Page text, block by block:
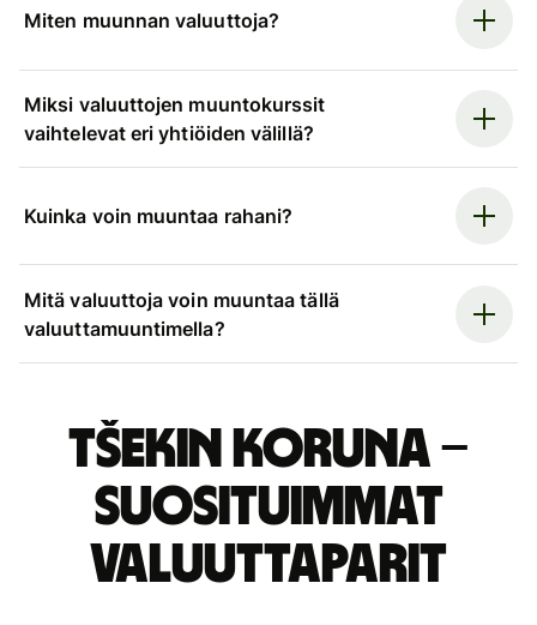
Miten muunnan valuuttoja?
Miksi valuuttojen muuntokurssit
vaihtelevat eri yhtiöiden välillä?
Kuinka voin muuntaa rahani?
Mitä valuuttoja voin muuntaa tällä
valuuttamuuntimella?
Tšekin koruna –
suosituimmat
valuuttaparit